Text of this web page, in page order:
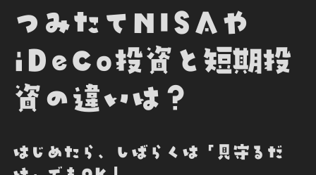
つみたてNISAや
iDeCo投資と短期投
資の違いは？
はじめたら、しばらくは「見守るだ